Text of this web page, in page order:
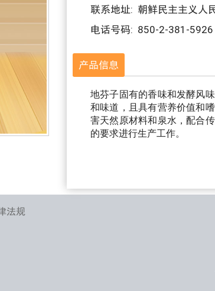
联系地址: 朝鲜民主主义人
电话号码: 850-2-381-5926
产品信息
地芬子固有的香味和发酵风
和味道，且具有营养价值和
害天然原材料和泉水，配合
的要求进行生产工作。
法规